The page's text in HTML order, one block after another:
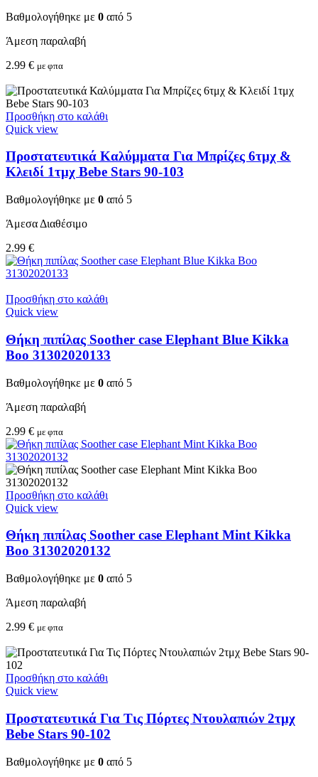
Βαθμολογήθηκε με 0 από 5
Άμεση παραλαβή
2.99 € με φπα
Προσθήκη στο καλάθι
Quick view
Προστατευτικά Καλύμματα Για Μπρίζες 6τμχ &
Κλειδί 1τμχ Bebe Stars 90-103
Βαθμολογήθηκε με 0 από 5
Άμεσα Διαθέσιμο
2.99 €
Προσθήκη στο καλάθι
Quick view
Θήκη πιπίλας Soother case Elephant Blue Kikka
Boo 31302020133
Βαθμολογήθηκε με 0 από 5
Άμεση παραλαβή
2.99 € με φπα
Προσθήκη στο καλάθι
Quick view
Θήκη πιπίλας Soother case Elephant Mint Kikka
Boo 31302020132
Βαθμολογήθηκε με 0 από 5
Άμεση παραλαβή
2.99 € με φπα
Προσθήκη στο καλάθι
Quick view
Προστατευτικά Για Τις Πόρτες Ντουλαπιών 2τμχ
Bebe Stars 90-102
Βαθμολογήθηκε με 0 από 5